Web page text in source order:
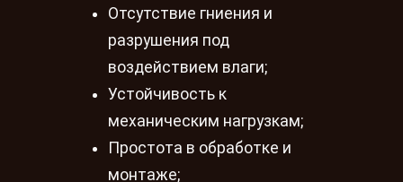
Отсутствие гниения и
разрушения под
воздействием влаги;
Устойчивость к
механическим нагрузкам;
Простота в обработке и
монтаже;